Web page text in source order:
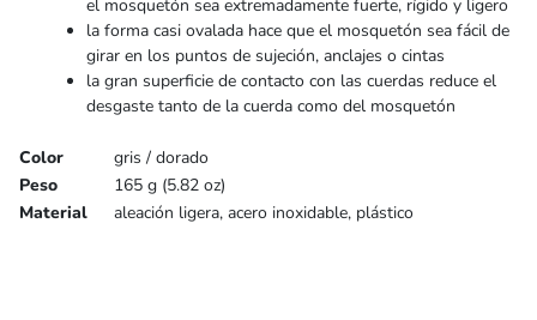
el mosquetón sea extremadamente fuerte, rígido y ligero
la forma casi ovalada hace que el mosquetón sea fácil de
girar en los puntos de sujeción, anclajes o cintas
la gran superficie de contacto con las cuerdas reduce el
desgaste tanto de la cuerda como del mosquetón
Color
gris / dorado
Peso
165 g (5.82 oz)
Material
aleación ligera, acero inoxidable, plástico